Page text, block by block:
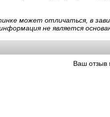
может отличаться, в
не является
Ваш отзыв